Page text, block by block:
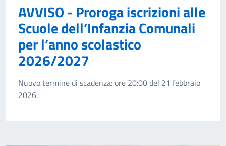
AVVISO - Proroga iscrizioni alle
Scuole dell’Infanzia Comunali
per l’anno scolastico
2026/2027
Nuovo termine di scadenza: ore 20:00 del 21 febbraio
2026.